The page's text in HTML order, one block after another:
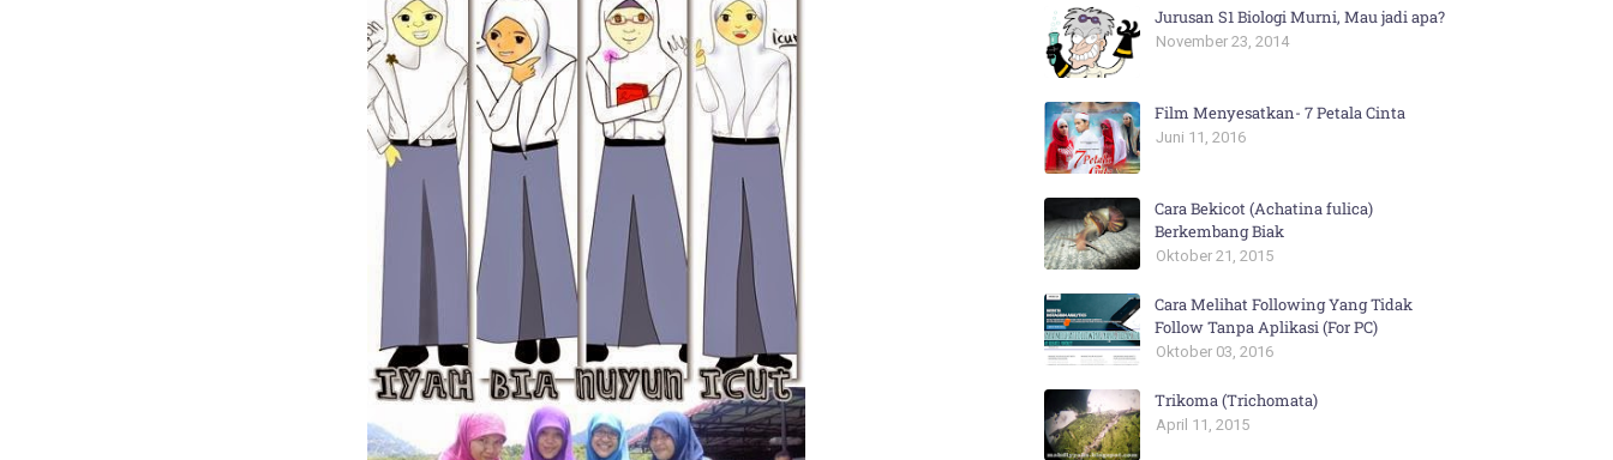
Jurusan S1 Biologi Murni, Mau jadi apa?
November 23, 2014
Film Menyesatkan- 7 Petala Cinta
Juni 11, 2016
Cara Bekicot (Achatina fulica)
Berkembang Biak
Oktober 21, 2015
Cara Melihat Following Yang Tidak
Follow Tanpa Aplikasi (For PC)
Oktober 03, 2016
Trikoma (Trichomata)
April 11, 2015